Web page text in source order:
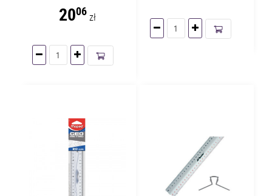
2006zł